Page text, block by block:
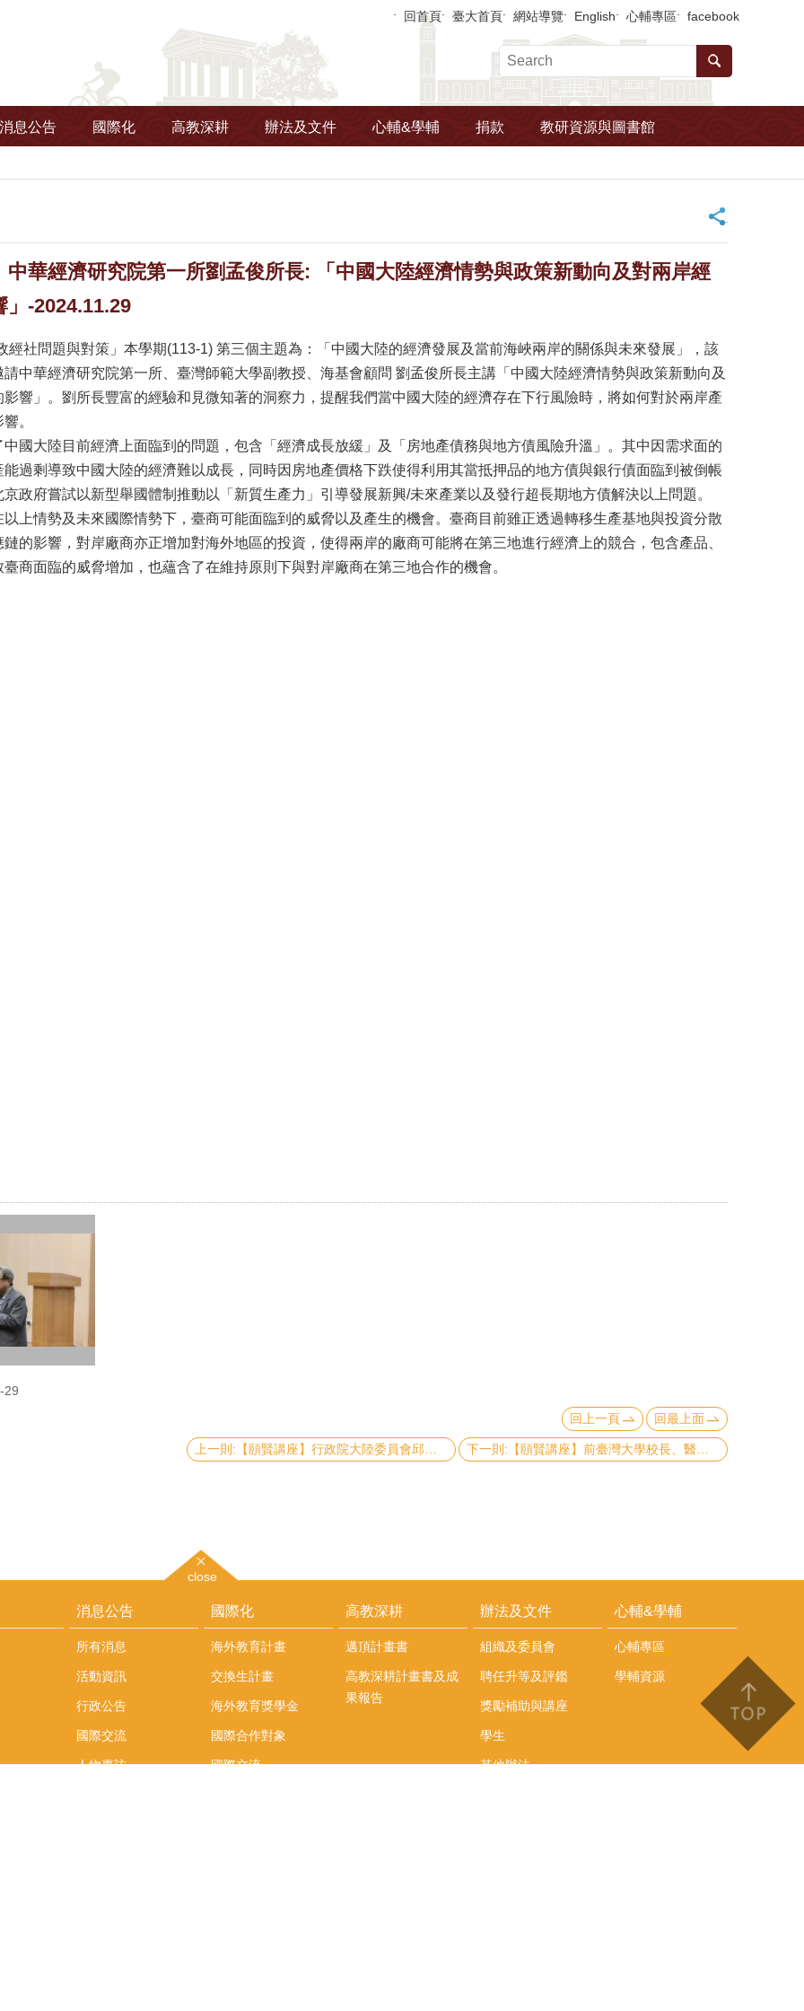
回首頁 臺大首頁 網站導覽 English 心輔專區 facebook
息公告 國際化 高教深耕 辦法及文件 心輔&學輔 捐款 教研資源與圖書館
_
中華經濟研究院第一所劉孟俊所長: 「中國大陸經濟情勢與政策新動向及對兩岸經
」-2024.11.29
經社問題與對策」本學期(113-1) 第三個主題為：「中國大陸的經濟發展及當前海峽兩岸的關係與未來發展」，該
中華經濟研究院第一所、臺灣師範大學副教授、海基會顧問 劉孟俊所長主講「中國大陸經濟情勢與政策新動向及
響」。劉所長豐富的經驗和見微知著的洞察力，提醒我們當中國大陸的經濟存在下行風險時，將如何對於兩岸產
。
國大陸目前經濟上面臨到的問題，包含「經濟成長放緩」及「房地產債務與地方債風險升溫」。其中因需求面的
過剩導致中國大陸的經濟難以成長，同時因房地產價格下跌使得利用其當抵押品的地方債與銀行債面臨到被倒帳
政府嘗試以新型舉國體制推動以「新質生產力」引導發展新興/未來產業以及發行超長期地方債解決以上問題。
上情勢及未來國際情勢下，臺商可能面臨到的威脅以及產生的機會。臺商目前雖正透過轉移生產基地與投資分散
的影響，對岸廠商亦正增加對海外地區的投資，使得兩岸的廠商可能將在第三地進行經濟上的競合，包含產品、
商面臨的威脅增加，也蘊含了在維持原則下與對岸廠商在第三地合作的機會。
29
回上一頁
回最上面
close
消息公告
所有消息
活動資訊
行政公告
國際交流
人物專訪
國際化
海外教育計畫
交換生計畫
海外教育獎學金
國際合作對象
國際交流
高教深耕
邁頂計畫書
高教深耕計畫書及成
果報告
辦法及文件
組織及委員會
聘任升等及評鑑
獎勵補助與講座
學生
其他辦法
心輔&學輔
心輔專區
學輔資源